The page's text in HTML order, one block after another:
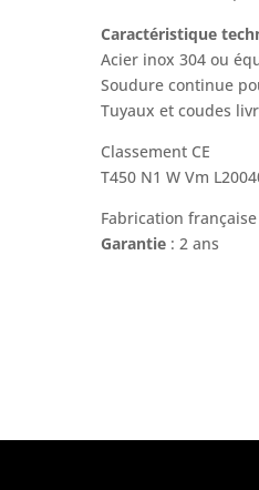
Caractéristique
Acier inox 304 ou
Soudure continue
Tuyaux et coudes
Classement CE
T450 N1 W Vm
Fabrication française
Garantie : 2 ans